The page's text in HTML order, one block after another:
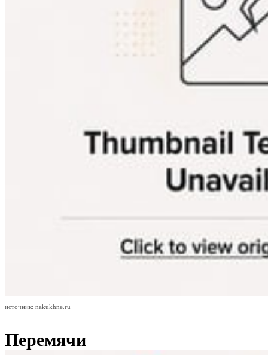
источник: nakukhne.ru
Перемячи